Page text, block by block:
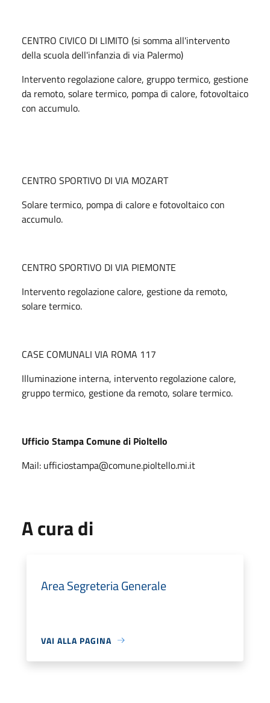
CENTRO CIVICO DI LIMITO (si somma all'intervento
della scuola dell'infanzia di via Palermo)
Intervento regolazione calore, gruppo termico, gestione
da remoto, solare termico, pompa di calore, fotovoltaico
con accumulo.
CENTRO SPORTIVO DI VIA MOZART
Solare termico, pompa di calore e fotovoltaico con
accumulo.
CENTRO SPORTIVO DI VIA PIEMONTE
Intervento regolazione calore, gestione da remoto,
solare termico.
CASE COMUNALI VIA ROMA 117
Illuminazione interna, intervento regolazione calore,
gruppo termico, gestione da remoto, solare termico.
Ufficio Stampa Comune di Pioltello
Mail: ufficiostampa@comune.pioltello.mi.it
A cura di
Area Segreteria Generale
VAI ALLA PAGINA